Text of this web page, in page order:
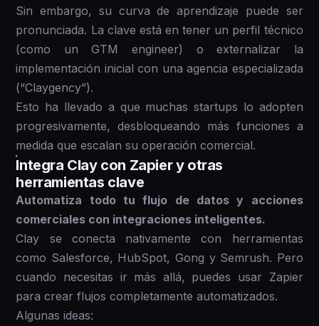
Sin embargo, su curva de aprendizaje puede ser
pronunciada. La clave está en tener un perfil técnico
(como un GTM engineer) o externalizar la
implementación inicial con una agencia especializada
(“Claygency”).
Esto ha llevado a que muchas startups lo adopten
progresivamente, desbloqueando más funciones a
medida que escalan su operación comercial.
Integra Clay con Zapier y otras
herramientas clave
Automatiza todo tu flujo de datos y acciones
comerciales con integraciones inteligentes.
Clay se conecta nativamente con herramientas
como Salesforce, HubSpot, Gong y Semrush. Pero
cuando necesitas ir más allá, puedes usar Zapier
para crear flujos completamente automatizados.
Algunas ideas: